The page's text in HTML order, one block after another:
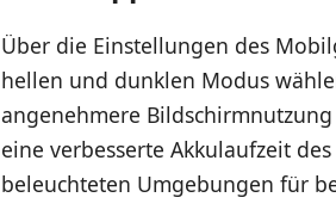
Über die Einstellungen des
hellen und dunklen Modus
angenehmere
eine verbesserte Akkulaufzeit
beleuchteten Umgebungen für